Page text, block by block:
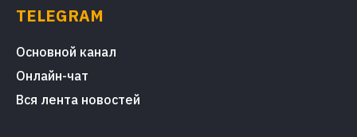
TELEGRAM
Основной канал
Онлайн-чат
Вся лента новостей